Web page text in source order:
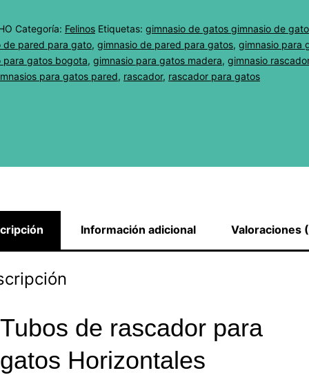
Categoría: Felinos Etiquetas: gimnasio de gatos gimnasio de
de pared para gato, gimnasio de pared para gatos, gimnasio para
para gatos bogota, gimnasio para gatos madera, gimnasio
para gatos pared, rascador, rascador para gatos
Información adicional Valoraciones
Tubos de rascador para
gatos Horizontales